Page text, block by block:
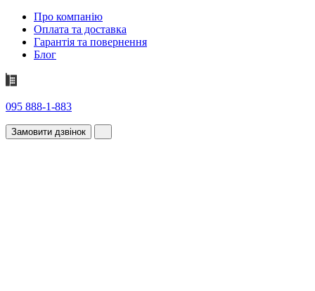
Про компанію
Оплата та доставка
Гарантія та повернення
Блог
095 888-1-883
Замовити дзвінок